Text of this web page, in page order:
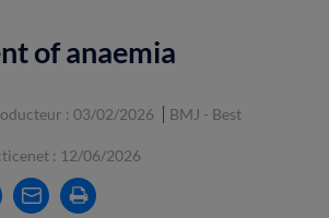
of anaemia
: 03/02/2026
BMJ - Best
: 12/06/2026